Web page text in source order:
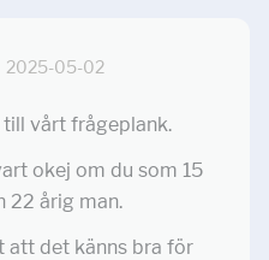
2025-05-02
vårt frågeplank.
okej om du som 15
22 årig man.
att det känns bra för